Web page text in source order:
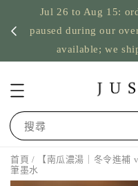
Jul 26 to Aug 15:
paused during our
available; we
搜尋
首頁 / 【南瓜濃湯｜冬令進補
筆墨水